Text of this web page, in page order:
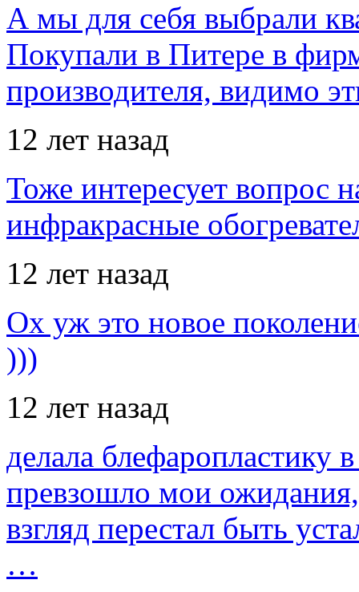
А мы для себя выбрали
Покупали в Питере в
производителя, видимо
12 лет назад
Тоже интересует вопрос
инфракрасные
12 лет назад
Ох уж это новое
)))
12 лет назад
делала блефаропластику
превзошло мои
взгляд перестал быть
…